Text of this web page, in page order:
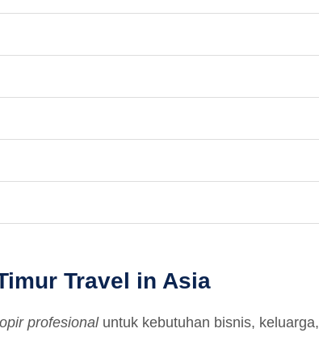
Travel in Asia
profesionaluntuk kebutuhan bisnis, keluarga,